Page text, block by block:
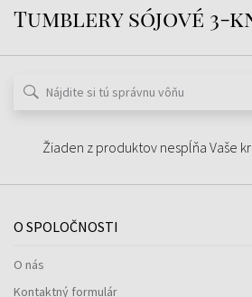
Tumblery sójové 3-
Žiaden z produktov nespĺňa Vaše
O SPOLOČNOSTI
O nás
Kontaktný formulár